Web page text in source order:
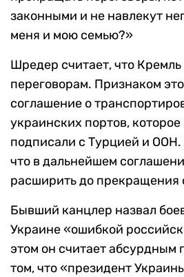
законными и не навлекут
меня и мою семью?»
Шредер считает, что Кремль
переговорам. Признаком
соглашение о
украинских портов,
подписали с Турцией и
что в дальнейшем
расширить до прекращения
Бывший канцлер назвал
Украине «ошибкой
этом он считает абсурдным
том, что «президент